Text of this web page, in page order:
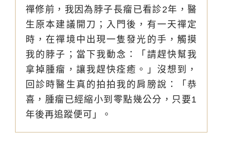
禪修前，我因為脖子長瘤已看診2年，醫
生原本建議開刀；入門後，有一天禪定
時，在禪境中出現一隻發光的手，觸摸
我的脖子；當下我動念：「請趕快幫我
拿掉腫瘤，讓我趕快痊癒。」沒想到，
回診時醫生真的拍拍我的肩膀說：「恭
喜，腫瘤已經縮小到零點幾公分，只要1
年後再追蹤便可」。